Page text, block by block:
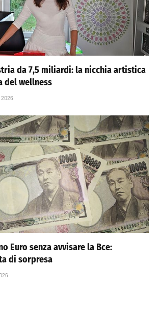
da 7,5 miliardi: la nicchia artistica
del wellness
2026
Euro senza avvisare la Bce:
di sorpresa